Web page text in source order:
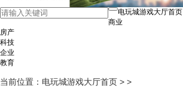
电玩城游戏大厅首页
商业
房产
科技
企业
教育
当前位置： 电玩城游戏大厅首页 > >